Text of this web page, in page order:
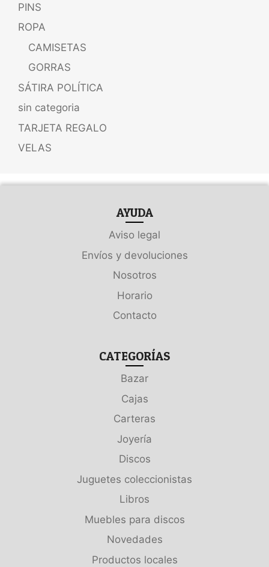
PINS
ROPA
CAMISETAS
GORRAS
SÁTIRA POLÍTICA
sin categoria
TARJETA REGALO
VELAS
AYUDA
Aviso legal
Envíos y devoluciones
Nosotros
Horario
Contacto
CATEGORÍAS
Bazar
Cajas
Carteras
Joyería
Discos
Juguetes coleccionistas
Libros
Muebles para discos
Novedades
Productos locales